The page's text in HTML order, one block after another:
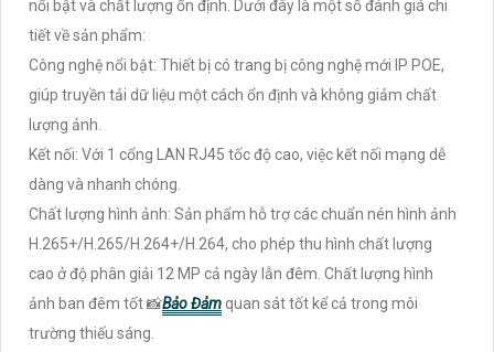
nổi bật và chất lượng ổn định. Dưới đây là một số đánh giá chi
tiết về sản phẩm:
Công nghệ nổi bật: Thiết bị có trang bị công nghệ mới IP POE,
giúp truyền tải dữ liệu một cách ổn định và không giảm chất
lượng ảnh.
Kết nối: Với 1 cổng LAN RJ45 tốc độ cao, việc kết nối mạng dễ
dàng và nhanh chóng.
Chất lượng hình ảnh: Sản phẩm hỗ trợ các chuẩn nén hình ảnh
H.265+/H.265/H.264+/H.264, cho phép thu hình chất lượng
cao ở độ phân giải 12 MP cả ngày lẫn đêm. Chất lượng hình
ảnh ban đêm tốt 📸Bảo Đảm quan sát tốt kể cả trong môi
trường thiếu sáng.